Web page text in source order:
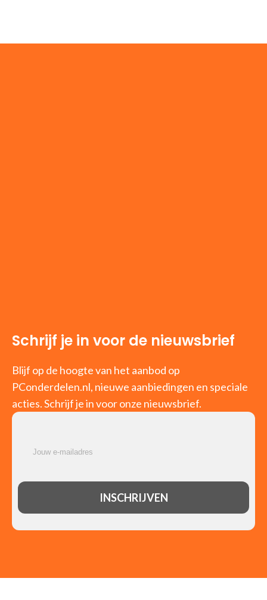
Schrijf je in voor de nieuwsbrief
Blijf op de hoogte van het aanbod op
PConderdelen.nl, nieuwe aanbiedingen en speciale
acties. Schrijf je in voor onze nieuwsbrief.